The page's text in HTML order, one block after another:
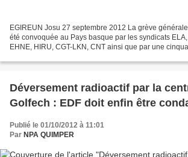
EGIREUN Josu 27 septembre 2012 La grève
été convoquée au Pays basque par les syndicats ELA,
EHNE, HIRU, CGT-LKN, CNT ainsi que par une
Déversement radioactif par la
Golfech : EDF doit enfin être
Publié le 01/10/2012 à 11:01
Par NPA QUIMPER